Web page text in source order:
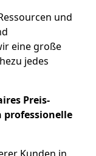
und
eine große
jedes
Preis-
professionelle